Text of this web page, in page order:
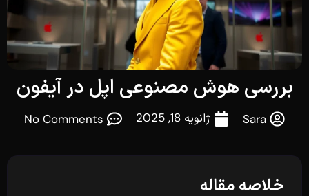
بررسی هوش مصنوعی اپل در آیفون
Sara ژانویه 18, 2025 No Comments
خلاصه مقاله